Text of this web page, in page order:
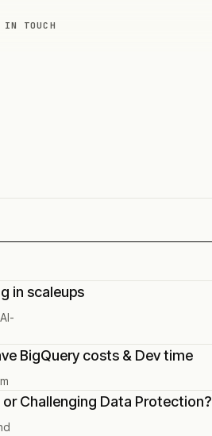
IN TOUCH
in scaleups
BigQuery costs & Dev time
or Challenging Data Protection?